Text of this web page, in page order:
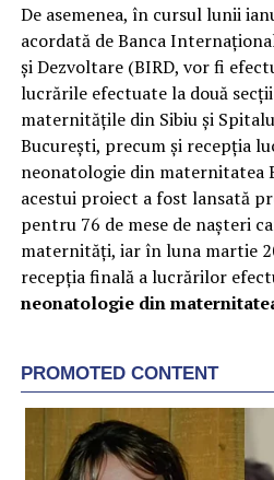
De asemenea, în cursul lunii
acordată de Banca
și Dezvoltare (BIRD, vor fi
lucrările efectuate la două
maternitățile din Sibiu și
București, precum și recepția
neonatologie din maternitatea
acestui proiect a fost lansată
pentru 76 de mese de nașteri
maternități, iar în luna martie
recepția finală a lucrărilor
neonatologie din